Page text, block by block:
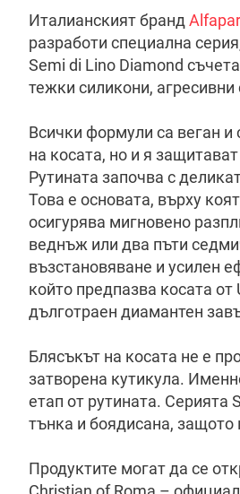
Италианският бранд
разработи специална
Semi di Lino Diamond
тежки силикони,
Всички формули са веган
на косата, но и я
Рутината започва с
Това е основата, върху
осигурява мигновено
веднъж или два пъти
възстановяване и усилен
който предпазва косата
дълготраен диамантен
Блясъкът на косата не е
затворена кутикула.
етап от рутината. Серията
тънка и боядисана,
Продуктите могат да се